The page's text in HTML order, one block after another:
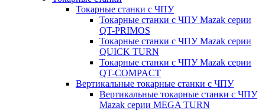
Токарные станки с ЧПУ
Токарные станки с ЧПУ Mazak серии
QT-PRIMOS
Токарные станки с ЧПУ Mazak серии
QUICK TURN
Токарные станки с ЧПУ Mazak серии
QT-COMPACT
Вертикальные токарные станки с ЧПУ
Вертикальные токарные станки с ЧПУ
Mazak серии MEGA TURN